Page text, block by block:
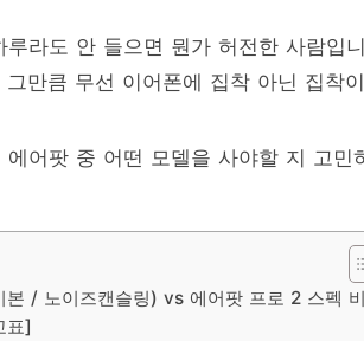
루라도 안 들으면 뭔가 허전한 사람입
그만큼 무선 이어폰에 집착 아닌 집착
에어팟 중 어떤 모델을 사야할 지 고
본 / 노이즈캔슬링) vs 에어팟 프로 2 스펙
표]